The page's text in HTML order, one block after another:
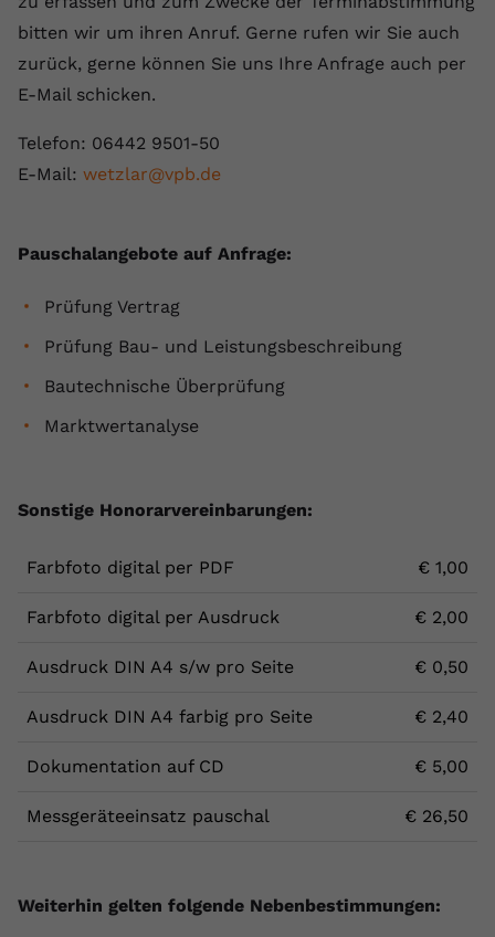
bitten wir um ihren Anruf. Gerne rufen wir Sie auch
zurück, gerne können Sie uns Ihre Anfrage auch per
E-Mail schicken.
Telefon: 06442 9501-50
E-Mail: wetzlar@vpb.de
Pauschalangebote auf Anfrage:
Prüfung Vertrag
Prüfung Bau- und Leistungsbeschreibung
Bautechnische Überprüfung
Marktwertanalyse
Sonstige Honorarvereinbarungen:
Farbfoto digital per PDF € 1,00
Farbfoto digital per Ausdruck € 2,00
Ausdruck DIN A4 s/w pro Seite € 0,50
Ausdruck DIN A4 farbig pro Seite € 2,40
Dokumentation auf CD € 5,00
Messgeräteeinsatz pauschal € 26,50
Weiterhin gelten folgende Nebenbestimmungen: